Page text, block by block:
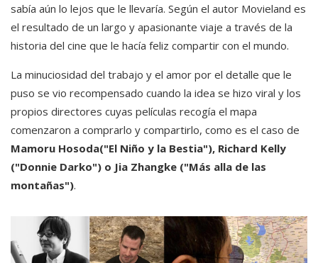
sabía aún lo lejos que le llevaría. Según el autor Movieland es
el resultado de un largo y apasionante viaje a través de la
historia del cine que le hacía feliz compartir con el mundo.
La minuciosidad del trabajo y el amor por el detalle que le
puso se vio recompensado cuando la idea se hizo viral y los
propios directores cuyas películas recogía el mapa
comenzaron a comprarlo y compartirlo, como es el caso de
Mamoru Hosoda("El Niño y la Bestia"), Richard Kelly
("Donnie Darko") o Jia Zhangke ("Más alla de las
montañas").